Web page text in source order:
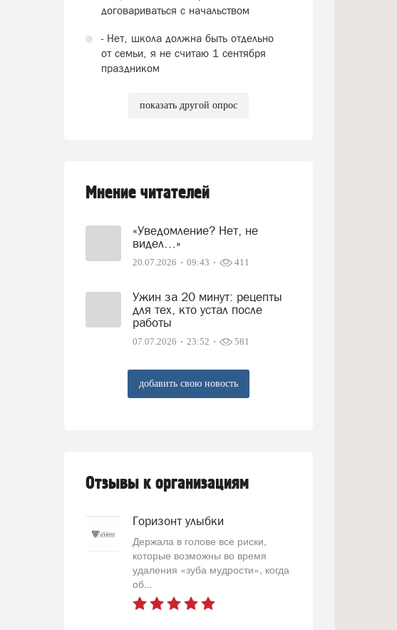
договариваться с начальством
- Нет, школа должна быть отдельно
от семьи, я не считаю 1 сентября
праздником
показать другой опрос
Мнение читателей
«Уведомление? Нет, не
видел…»
20.07.2026 09:43 411
Ужин за 20 минут: рецепты
для тех, кто устал после
работы
07.07.2026 23:52 581
добавить свою новость
Отзывы к организациям
Горизонт улыбки
Держала в голове все риски,
которые возможны во время
удаления «зуба мудрости», когда
об...